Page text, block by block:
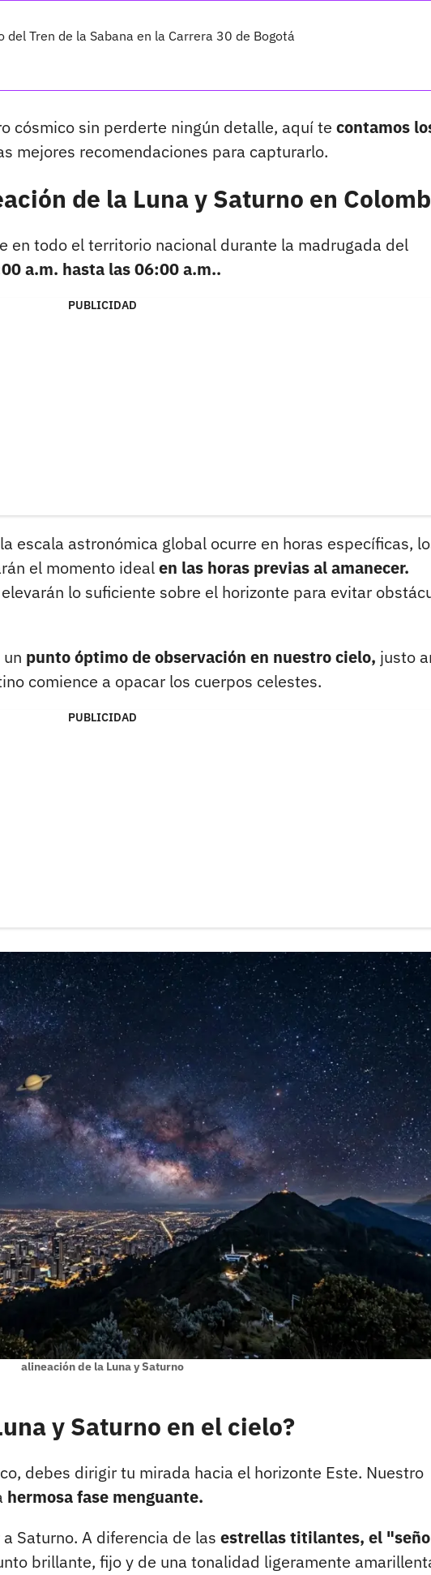
Tren de la Sabana en la Carrera 30 de Bogotá
cósmico sin perderte ningún detalle, aquí te contamos
mejores recomendaciones para capturarlo.
de la Luna y Saturno en
en todo el territorio nacional durante la madrugada del
a.m. hasta las 06:00 a.m..
PUBLICIDAD
escala astronómica global ocurre en horas específicas,
el momento idealen las horas previas al amanecer.
lo suficiente sobre el horizonte para evitar
punto óptimo de observación en nuestro cielo, justo
comience a opacar los cuerpos celestes.
PUBLICIDAD
alineación de la Luna y Saturno
y Saturno en el cielo?
debes dirigir tu mirada hacia el horizonte Este. Nuestro
hermosa fase menguante.
Saturno. A diferencia de las estrellas titilantes, el
brillante, fijo y de una tonalidad ligeramente